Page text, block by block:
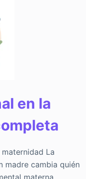
en la
La
madre cambia quién
materna